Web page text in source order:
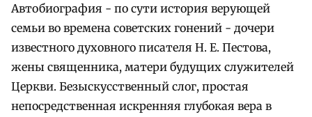
Автобиография - по сути история верующей
семьи во времена советских гонений - дочери
известного духовного писателя Н. Е. Пестова,
жены священника, матери будущих служителей
Церкви. Безыскусственный слог, простая
непосредственная искренняя глубокая вера в